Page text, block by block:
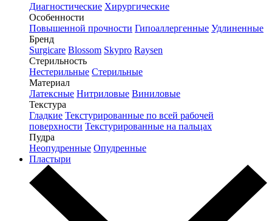
Диагностические Хирургические
Особенности
Повышенной прочности Гипоаллергенные Удлиненные
Бренд
Surgicare Blossom Skypro Raysen
Стерильность
Нестерильные Стерильные
Материал
Латексные Нитриловые Виниловые
Текстура
Гладкие Текстурированные по всей рабочей
поверхности Текстурированные на пальцах
Пудра
Неопудренные Опудренные
Пластыри